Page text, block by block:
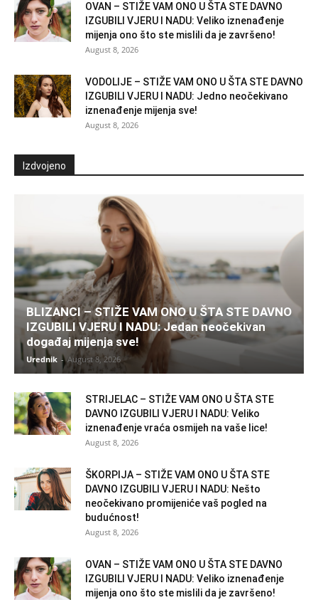
OVAN – STIŽE VAM ONO U ŠTA STE DAVNO
IZGUBILI VJERU I NADU: Veliko iznenađenje
mijenja ono što ste mislili da je završeno!
August 8, 2026
VODOLIJE – STIŽE VAM ONO U ŠTA STE DAVNO
IZGUBILI VJERU I NADU: Jedno neočekivano
iznenađenje mijenja sve!
August 8, 2026
Izdvojeno
BLIZANCI – STIŽE VAM ONO U ŠTA STE DAVNO
IZGUBILI VJERU I NADU: Jedan neočekivan
događaj mijenja sve!
Urednik - August 8, 2026
STRIJELAC – STIŽE VAM ONO U ŠTA STE
DAVNO IZGUBILI VJERU I NADU: Veliko
iznenađenje vraća osmijeh na vaše lice!
August 8, 2026
ŠKORPIJA – STIŽE VAM ONO U ŠTA STE
DAVNO IZGUBILI VJERU I NADU: Nešto
neočekivano promijeniće vaš pogled na
budućnost!
August 8, 2026
OVAN – STIŽE VAM ONO U ŠTA STE DAVNO
IZGUBILI VJERU I NADU: Veliko iznenađenje
mijenja ono što ste mislili da je završeno!